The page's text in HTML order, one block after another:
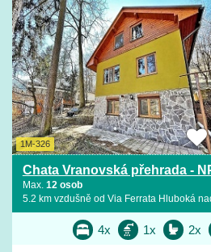
1M-326
Chata Vranovská přehrada -
Max. 12 osob
5.2 km vzdušně od Via Ferrata Hluboká
4x 1x 2x